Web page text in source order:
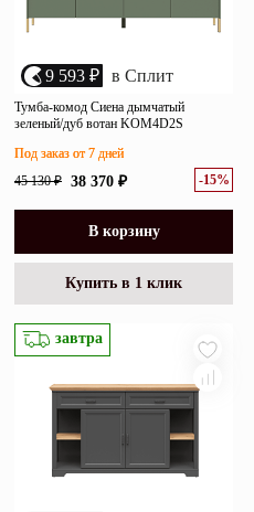
9 593 ₽ в Сплит
Тумба-комод Сиена дымчатый
зеленый/дуб вотан KOM4D2S
45 130 ₽ 38 370 ₽ -15%
Под заказ от 7 дней
В корзину
Купить в 1 клик
завтра